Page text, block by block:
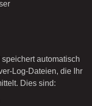
automatisch
Log-Dateien, die Ihr
Dies sind: